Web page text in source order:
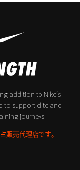
addition to Nike’s
to support elite and
journeys.
販売代理店です。